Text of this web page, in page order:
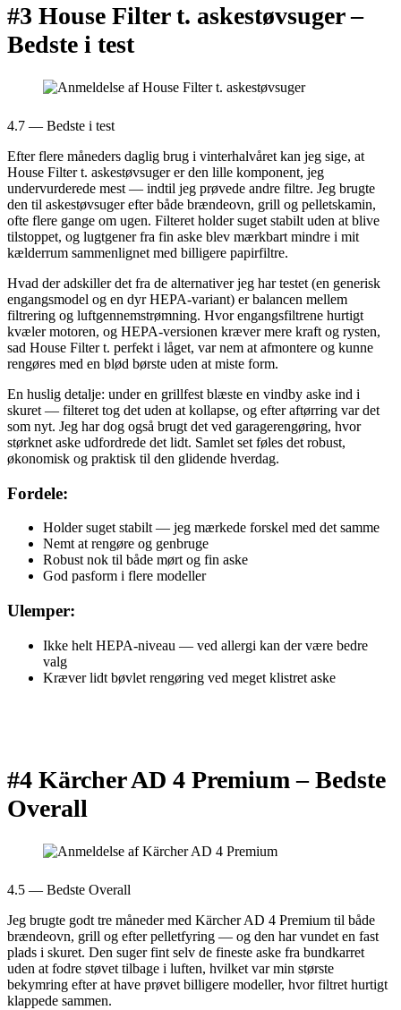
#3 House Filter t. askestøvsuger –
Bedste i test
4.7 — Bedste i test
Efter flere måneders daglig brug i vinterhalvåret kan jeg sige, at
House Filter t. askestøvsuger er den lille komponent, jeg
undervurderede mest — indtil jeg prøvede andre filtre. Jeg brugte
den til askestøvsuger efter både brændeovn, grill og pelletskamin,
ofte flere gange om ugen. Filteret holder suget stabilt uden at blive
tilstoppet, og lugtgener fra fin aske blev mærkbart mindre i mit
kælderrum sammenlignet med billigere papirfiltre.
Hvad der adskiller det fra de alternativer jeg har testet (en generisk
engangsmodel og en dyr HEPA-variant) er balancen mellem
filtrering og luftgennemstrømning. Hvor engangsfiltrene hurtigt
kvæler motoren, og HEPA-versionen kræver mere kraft og rysten,
sad House Filter t. perfekt i låget, var nem at afmontere og kunne
rengøres med en blød børste uden at miste form.
En huslig detalje: under en grillfest blæste en vindby aske ind i
skuret — filteret tog det uden at kollapse, og efter aftørring var det
som nyt. Jeg har dog også brugt det ved garagerengøring, hvor
størknet aske udfordrede det lidt. Samlet set føles det robust,
økonomisk og praktisk til den glidende hverdag.
Fordele:
Holder suget stabilt — jeg mærkede forskel med det samme
Nemt at rengøre og genbruge
Robust nok til både mørt og fin aske
God pasform i flere modeller
Ulemper:
Ikke helt HEPA-niveau — ved allergi kan der være bedre
valg
Kræver lidt bøvlet rengøring ved meget klistret aske
#4 Kärcher AD 4 Premium –Bedste
Overall
4.5 — Bedste Overall
Jeg brugte godt tre måneder med Kärcher AD 4 Premium til både
brændeovn, grill og efter pelletfyring — og den har vundet en fast
plads i skuret. Den suger fint selv de fineste aske fra bundkarret
uden at fodre støvet tilbage i luften, hvilket var min største
bekymring efter at have prøvet billigere modeller, hvor filtret hurtigt
klappede sammen.